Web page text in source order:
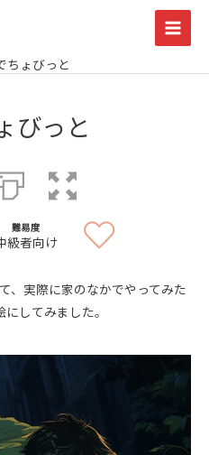
Main
ちょびっと
びっと
難易度
級者向け
、実際に家のなかでやってみた
してみました。